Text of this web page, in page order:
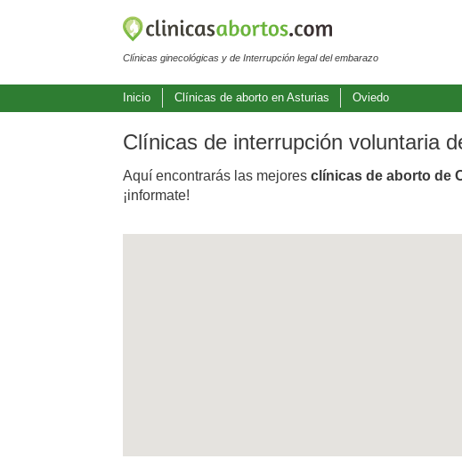
Clínicas ginecológicas y de Interrupción legal del embarazo
Inicio Clínicas de aborto en Asturias Oviedo
Clínicas de interrupción voluntaria
Aquí encontrarás las mejores clínicas de aborto de
¡informate!